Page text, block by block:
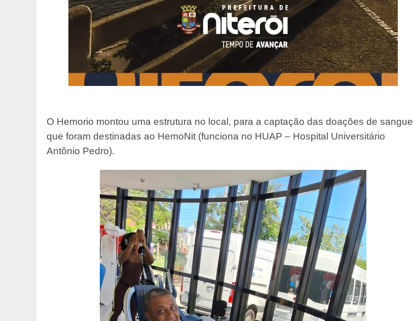
O Hemorio montou uma estrutura no local, para a captação das doações de sangue
que foram destinadas ao HemoNit (funciona no HUAP – Hospital Universitário
Antônio Pedro).